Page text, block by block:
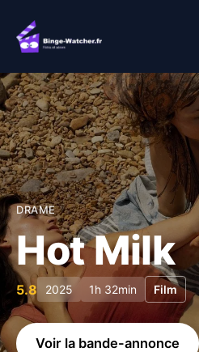
contenu
DRAME
Hot Milk
5.8 2025 1h 32min Film
Voir la bande-annonce